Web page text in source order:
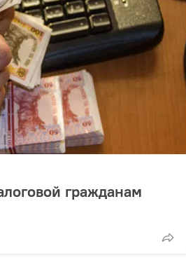
гражданам